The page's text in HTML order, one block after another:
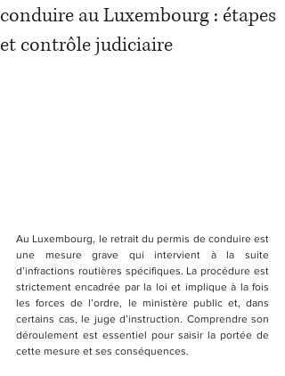
conduire au Luxembourg : étapes
et contrôle judiciaire
Au Luxembourg, le retrait du permis de conduire est
une mesure grave qui intervient à la suite
d’infractions routières spécifiques. La procédure est
strictement encadrée par la loi et implique à la fois
les forces de l’ordre, le ministère public et, dans
certains cas, le juge d’instruction. Comprendre son
déroulement est essentiel pour saisir la portée de
cette mesure et ses conséquences.